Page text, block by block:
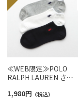
≪WEB限定≫POLO
RALPH LAUREN さら
スニーカー丈ソックス
1,980円 (税込)